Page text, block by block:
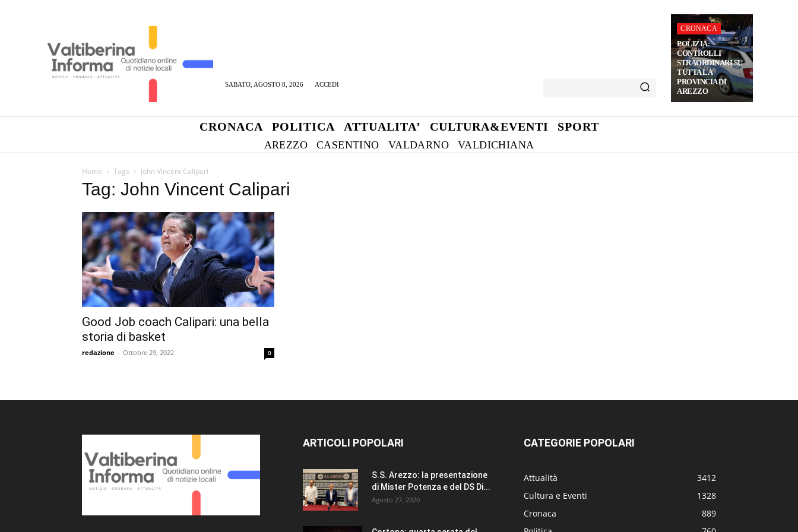
SABATO, AGOSTO 8, 2026 ACCEDI
CRONACA
POLIZIA:
CONTROLLI
STRAORDINARI SU
TUTTA LA
PROVINCIA DI
AREZZO
CRONACA POLITICA ATTUALITA’ CULTURA&EVENTI SPORT
AREZZO CASENTINO VALDARNO VALDICHIANA
Home Tags John Vincent Calipari
Tag: John Vincent Calipari
Good Job coach Calipari: una bella
storia di basket
redazione - Ottobre 29, 2022 0
ARTICOLI POPOLARI
S.S. Arezzo: la presentazione
di Mister Potenza e del DS Di...
Agosto 27, 2020
CATEGORIE POPOLARI
Attualità
3412
Cultura e Eventi
1328
Cronaca
889